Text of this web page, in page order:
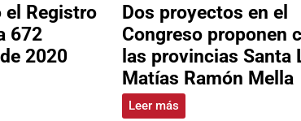
el Registro
672
2020
Dos proyectos en el
Congreso proponen
las provincias Santa
Matías Ramón Mella
Leer más